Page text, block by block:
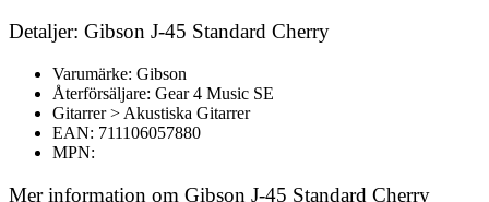
Detaljer: Gibson J-45 Standard Cherry
Varumärke: Gibson
Återförsäljare: Gear 4 Music SE
Gitarrer > Akustiska Gitarrer
EAN: 711106057880
MPN:
Mer information om Gibson J-45 Standard Cherry